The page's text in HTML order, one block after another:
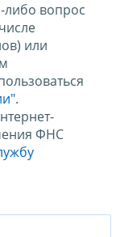
либо вопрос
или
.
ФНС